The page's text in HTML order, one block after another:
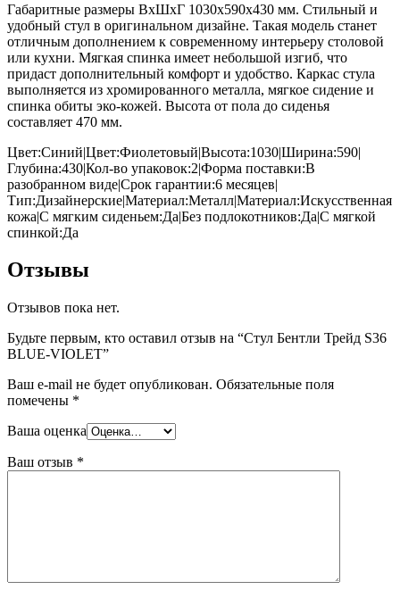
Габаритные размеры ВхШхГ 1030x590x430 мм. Стильный и
удобный стул в оригинальном дизайне. Такая модель станет
отличным дополнением к современному интерьеру столовой
или кухни. Мягкая спинка имеет небольшой изгиб, что
придаст дополнительный комфорт и удобство. Каркас стула
выполняется из хромированного металла, мягкое сидение и
спинка обиты эко-кожей. Высота от пола до сиденья
составляет 470 мм.
Цвет:Синий|Цвет:Фиолетовый|Высота:1030|Ширина:590|
Глубина:430|Кол-во упаковок:2|Форма поставки:В
разобранном виде|Срок гарантии:6 месяцев|
Тип:Дизайнерские|Материал:Металл|Материал:Искусственная
кожа|С мягким сиденьем:Да|Без подлокотников:Да|С мягкой
спинкой:Да
Отзывы
Отзывов пока нет.
Будьте первым, кто оставил отзыв на “Стул Бентли Трейд S36
BLUE-VIOLET”
Ваш e-mail не будет опубликован. Обязательные поля
помечены *
Ваша оценка
Ваш отзыв *